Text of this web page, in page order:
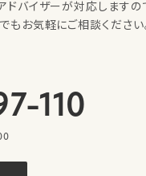
ドバイザーが対応しますの
もお気軽にご相談ください
110